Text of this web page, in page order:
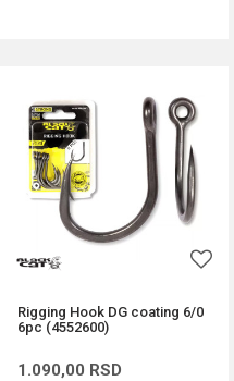
Rigging Hook DG coating 6/0
6pc (4552600)
1.090,00 RSD